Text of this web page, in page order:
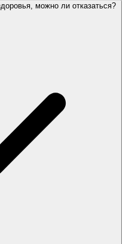
можно ли отказаться?